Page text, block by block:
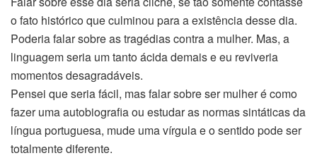
o fato histórico que culminou para a existência desse dia.
Poderia falar sobre as tragédias contra a mulher. Mas, a
linguagem seria um tanto ácida demais e eu reviveria
momentos desagradáveis.
Pensei que seria fácil, mas falar sobre ser mulher é como
fazer uma autobiografia ou estudar as normas sintáticas da
língua portuguesa, mude uma vírgula e o sentido pode ser
totalmente diferente.